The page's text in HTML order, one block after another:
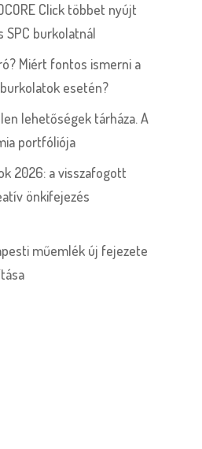
Click többet nyújt
SPC burkolatnál
Miért fontos ismerni a
esetén?
lehetőségek tárháza. A
portfóliója
2026: a visszafogott
önkifejezés
műemlék új fejezete